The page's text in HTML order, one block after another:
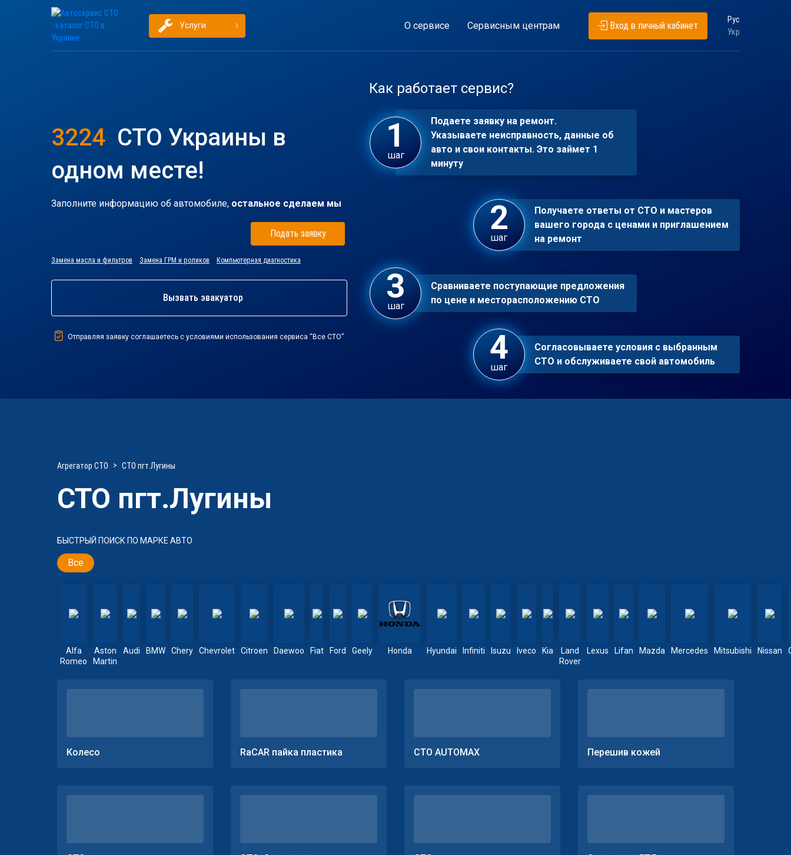
Услуги О сервисе Сервисным центрам Вход в личный кабинет
Рус
Укр
3224 СТО Украины в
одном месте!
Заполните информацию об автомобиле, остальное сделаем мы
Подать заявку
Замена масла и фильтров Замена ГРМ и роликов Компьютерная диагностика
Вызвать эвакуатор
Отправляя заявку соглашаетесь с условиями использования сервиса “Все СТО”
Как работает сервис?
шаг
Подаете заявку на ремонт.
Указываете неисправность, данные об
авто и свои контакты. Это займет 1
минуту
шаг
Получаете ответы от СТО и мастеров
вашего города с ценами и приглашением
на ремонт
шаг
Сравниваете поступающие предложения
по цене и месторасположению СТО
шаг
Согласовываете условия с выбранным
СТО и обслуживаете свой автомобиль
Агрегатор СТО СТО пгт.Лугины
СТО пгт.Лугины
БЫСТРЫЙ ПОИСК ПО МАРКЕ АВТО
Все
Alfa
Romeo
Aston
Martin
Audi BMW Chery Chevrolet Citroen Daewoo Fiat Ford Geely Honda Hyundai Infiniti Isuzu Iveco Kia
Land
Rover
Lexus Lifan Mazda Mercedes Mitsubishi Nissan
Колесо RaCAR пайка пластика СТО AUTOMAX Перешив кожей